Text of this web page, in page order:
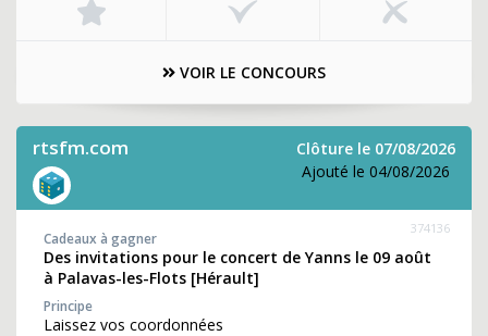
VOIR LE CONCOURS
rtsfm.com
Clôture le 07/08/2026
Ajouté le 04/08/2026
374136
Cadeaux à gagner
Des invitations pour le concert de Yanns le 09 août
à Palavas-les-Flots [Hérault]
Principe
Laissez vos coordonnées